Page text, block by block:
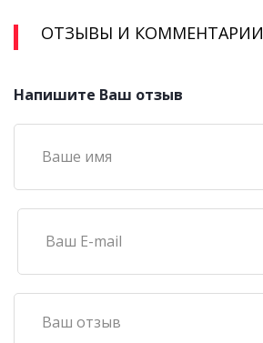
ОТЗЫВЫ И КОММЕНТАРИИ
Напишите Ваш отзыв